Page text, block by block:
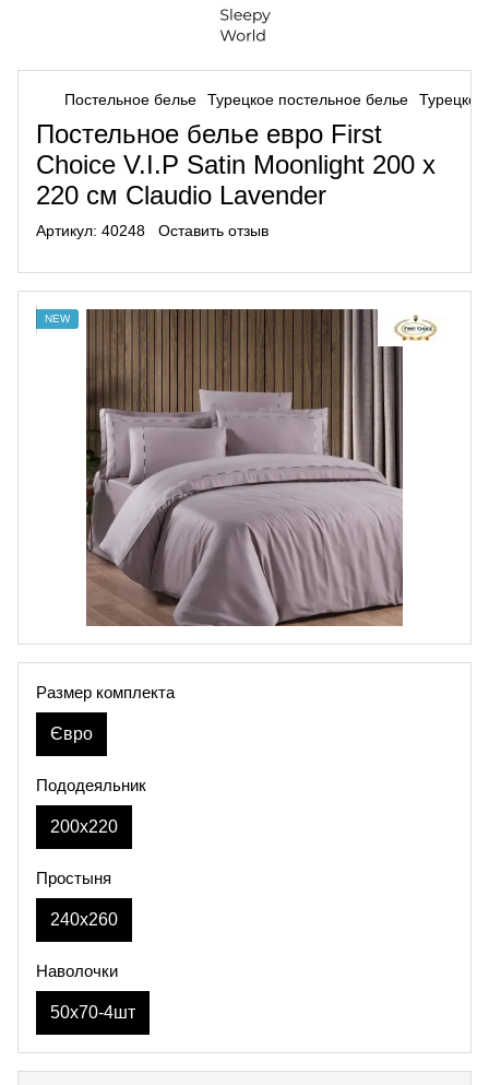
Постельное белье Турецкое постельное белье
Постельное белье евро First
Choice V.I.P Satin Moonlight 200 х
220 см Claudio Lavender
Артикул: 40248 Оставить отзыв
NEW
Размер комплекта
Євро
Пододеяльник
200х220
Простыня
240х260
Наволочки
50х70-4шт